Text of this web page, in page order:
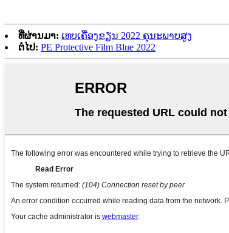
ທີ່ຜ່ານມາ: ເທບເຄື່ອງຂຽນ 2022 ຄຸນະພາບສູງ
ຕໍ່ໄປ: PE Protective Film Blue 2022